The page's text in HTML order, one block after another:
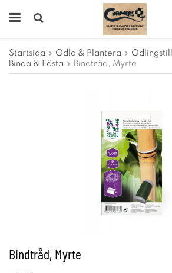
Startsida Odla & Plantera
Binda & Fästa
Bindtråd, Myrte
Bindtråd, Myrte